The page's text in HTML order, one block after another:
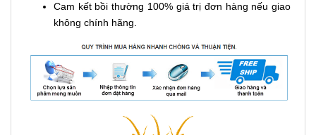
Cam kết bồi thường 100% giá trị đơn hàng nếu giao
không chính hãng.